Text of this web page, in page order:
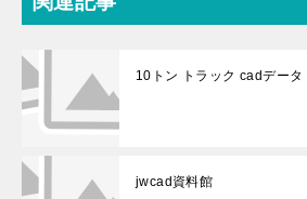
10トン トラック cadデータ
jwcad資料館